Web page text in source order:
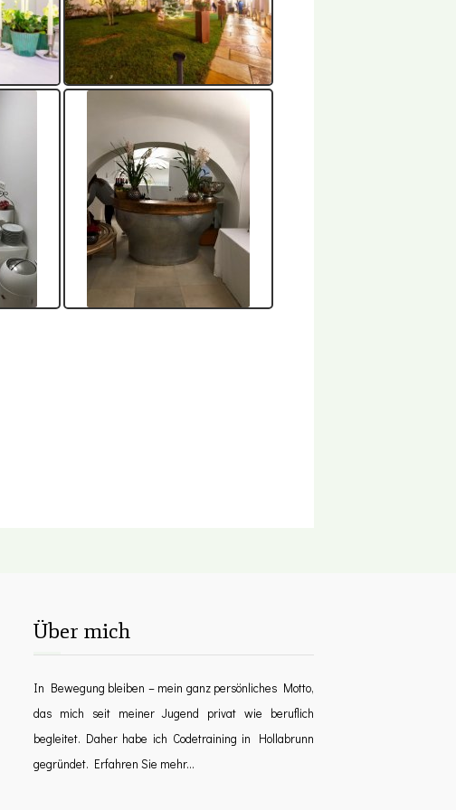
Über mich
In Bewegung bleiben – mein ganz persönliches Motto,
das mich seit meiner Jugend privat wie beruflich
begleitet. Daher habe ich Codetraining in Hollabrunn
gegründet. Erfahren Sie mehr...